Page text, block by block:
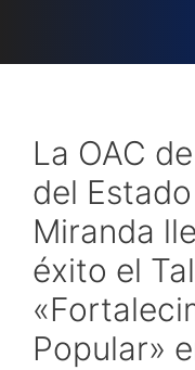
La OAC
del
Miranda
éxito el
Popular»